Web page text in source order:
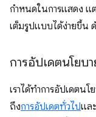
กำหนดในการแสดง แ
เต็มรูปแบบได้ง่ายขึ้น
การอัปเดตนโยบา
เราได้ทําการอัปเดตน
ถึงการอัปเดตทั่วไปและ